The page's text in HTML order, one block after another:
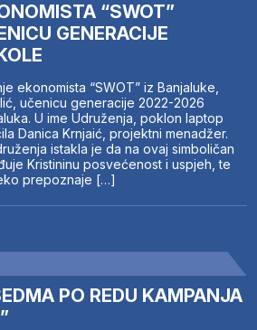
“SWOT”
GENERACIJE
ekonomista “SWOT” iz Banjaluke,
učenicu generacije 2022-2026
U ime Udruženja, poklon laptop
Danica Krnjaić, projektni menadžer.
istakla je da na ovaj simboličan
Kristininu posvećenost i uspjeh, te
prepoznaje […]
PO REDU KAMPANJA